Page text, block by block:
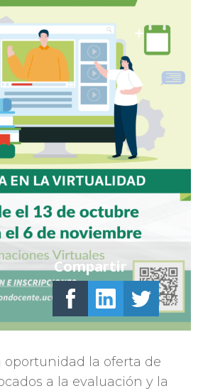
oportunidad la oferta de
a la evaluación y la
Compartir